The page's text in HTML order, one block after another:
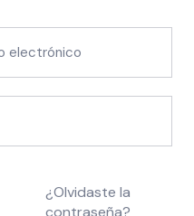
¿Olvidaste la
contraseña?